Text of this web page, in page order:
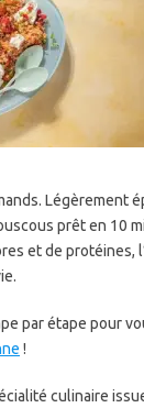
Légèrement
prêt en 10
et de protéines,
par étape pour
!
culinaire